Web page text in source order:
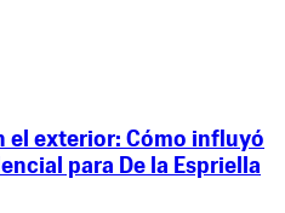
el exterior: Cómo influyó
para De la Espriella